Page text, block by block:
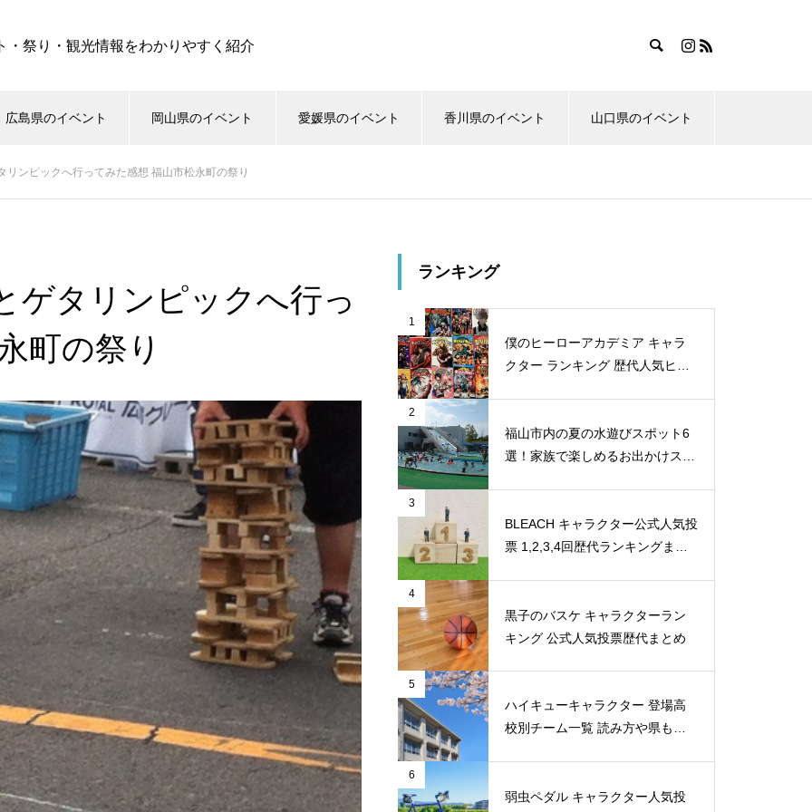
・祭り・観光情報をわかりやすく紹介
広島県のイベント 岡山県のイベント 愛媛県のイベント 香川県のイベント 山口県のイベント
リンピックへ行ってみた感想 福山市松永町の祭り
ゲタリンピックへ行っ
町の祭り
ランキング
1
僕のヒーローアカデミア キャラ
クター ランキング 歴代人気ヒー
2
福山市内の夏の水遊びスポット6
選！家族で楽しめるお出かけスポ
3
BLEACH キャラクター公式人気投
票 1,2,3,4回歴代ランキングまと
4
黒子のバスケ キャラクターラン
キング 公式人気投票歴代まとめ
5
ハイキューキャラクター 登場高
校別チーム一覧 読み方や県もま
6
弱虫ペダル キャラクター人気投